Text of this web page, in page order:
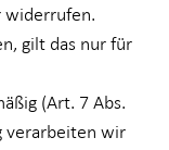
widerrufen.
gilt das nur für
(Art. 7 Abs.
verarbeiten wir